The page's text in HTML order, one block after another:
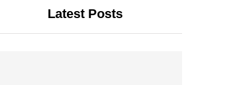
Latest Posts